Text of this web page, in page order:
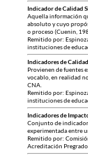
Indicador de Calidad
Aquella información
absoluto y cuyo
o proceso (Cuenin,
Remitido por:
instituciones de
Indicadores de
Provienen de fuentes
vocablo, en realidad
CNA.
Remitido por:
instituciones de
Indicadores de
Conjunto de
experimentada entre
Remitido por:
Acreditación Pregrado.